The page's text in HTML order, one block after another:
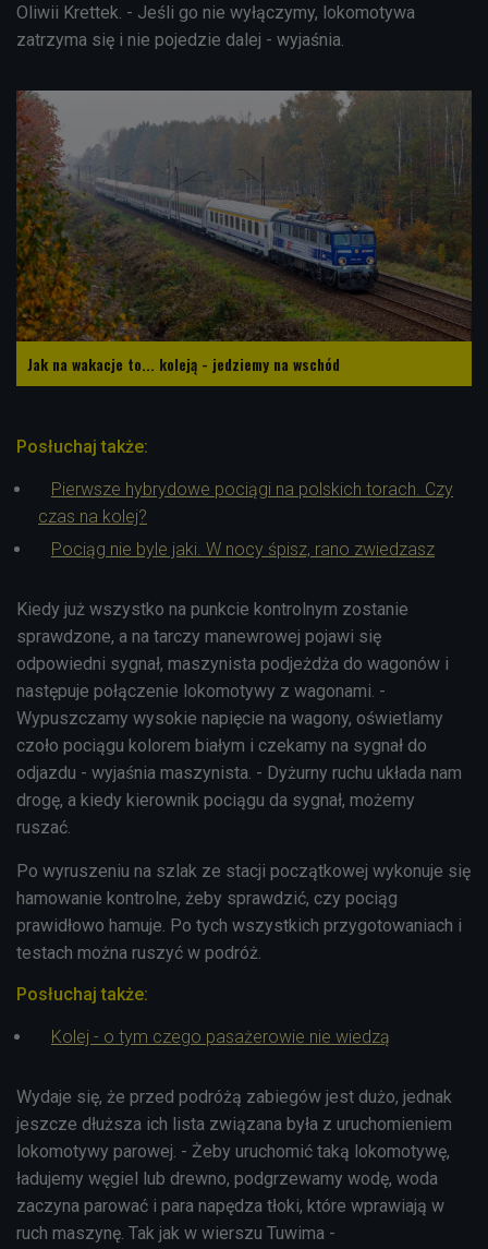
Oliwii Krettek. - Jeśli go nie wyłączymy, lokomotywa
zatrzyma się i nie pojedzie dalej - wyjaśnia.
Jak na wakacje to... koleją - jedziemy na wschód
Posłuchaj także:
Pierwsze hybrydowe pociągi na polskich torach. Czy
czas na kolej?
Pociąg nie byle jaki. W nocy śpisz, rano zwiedzasz
Kiedy już wszystko na punkcie kontrolnym zostanie
sprawdzone, a na tarczy manewrowej pojawi się
odpowiedni sygnał, maszynista podjeżdża do wagonów i
następuje połączenie lokomotywy z wagonami. -
Wypuszczamy wysokie napięcie na wagony, oświetlamy
czoło pociągu kolorem białym i czekamy na sygnał do
odjazdu - wyjaśnia maszynista. - Dyżurny ruchu układa nam
drogę, a kiedy kierownik pociągu da sygnał, możemy
ruszać.
Po wyruszeniu na szlak ze stacji początkowej wykonuje się
hamowanie kontrolne, żeby sprawdzić, czy pociąg
prawidłowo hamuje. Po tych wszystkich przygotowaniach i
testach można ruszyć w podróż.
Posłuchaj także:
Kolej - o tym czego pasażerowie nie wiedzą
Wydaje się, że przed podróżą zabiegów jest dużo, jednak
jeszcze dłuższa ich lista związana była z uruchomieniem
lokomotywy parowej. - Żeby uruchomić taką lokomotywę,
ładujemy węgiel lub drewno, podgrzewamy wodę, woda
zaczyna parować i para napędza tłoki, które wprawiają w
ruch maszynę. Tak jak w wierszu Tuwima -